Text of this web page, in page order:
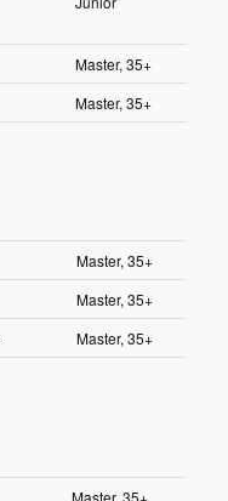
Master, 35+
Master, 35+
Master, 35+
Master, 35+
Master, 35+
Master, 35+